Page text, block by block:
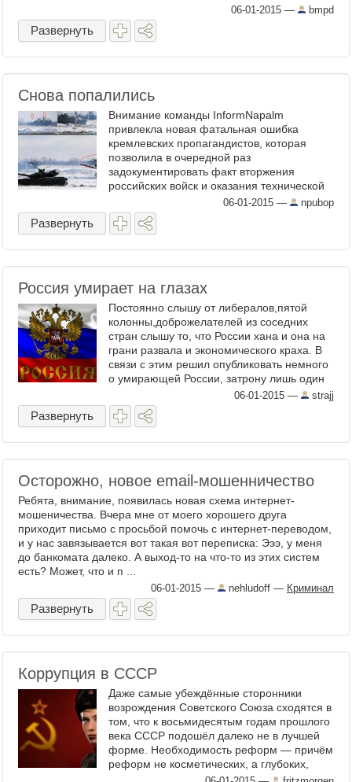
проекта 11442 в наливном бассейне ОАО
"Производственное объе ...
06-01-2015 — bmpd
Развернуть
Снова попалились
Внимание команды InformNapalm
привлекла новая фатальная ошибка
кремлевских пропагандистов, которая
позволила в очередной раз
задокументировать факт вторжения
российских войск и оказания технической
помощи террористическим
бандформированиям,
дестабилизирующим обстановку на
06-01-2015 — npubop
Развернуть
Россия умирает на глазах
Постоянно слышу от либералов,пятой
колонны,доброжелателей из соседних
стран слышу то, что России хана и она на
грани развала и экономического краха. В
связи с этим решил опубликовать немного
о умирающей России, затрону лишь один
сектор. Это судостроение, замечу это
недешёвое удовольс ...
06-01-2015 — strajj
Развернуть
Осторожно, новое email-мошенничество
Ребята, внимание, появилась новая схема интернет-
мошеничества. Вчера мне от моего хорошего друга
приходит письмо с просьбой помочь с интернет-переводом,
и у нас завязывается вот такая вот переписка: Эээ, у меня
до банкомата далеко. А выход-то на что-то из этих систем
есть? Может, что и п ...
06-01-2015 — nehludoff — Криминал
Развернуть
Коррупция в СССР
Даже самые убеждённые сторонники
возрождения Советского Союза сходятся в
том, что к восьмидесятым годам прошлого
века СССР подошёл далеко не в лучшей
форме. Необходимость реформ — причём
реформ не косметических, а глубоких,
кардинальных — была совершенно